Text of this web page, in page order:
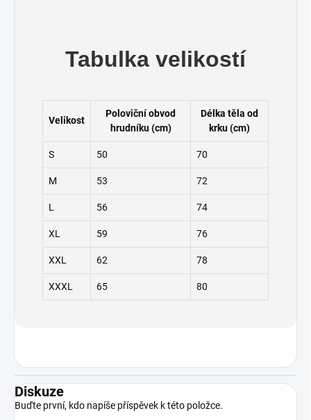
Tabulka velikostí
Velikost
Poloviční obvod
hrudníku (cm)
Délka těla od
krku (cm)
S 50 70
M 53 72
L 56 74
XL 59 76
XXL 62 78
XXXL 65 80
Diskuze
Buďte první, kdo napíše příspěvek k této položce.